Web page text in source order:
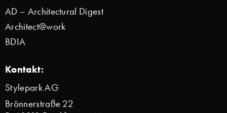
AD – Architectural Digest
Architect@work
BDIA
Kontakt:
Stylepark AG
Brönnerstraße 22